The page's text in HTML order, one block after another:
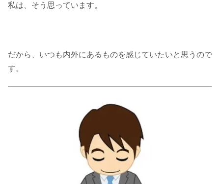
私は、そう思っています。
だから、いつも内外にあるものを感じていたいと思うので
す。